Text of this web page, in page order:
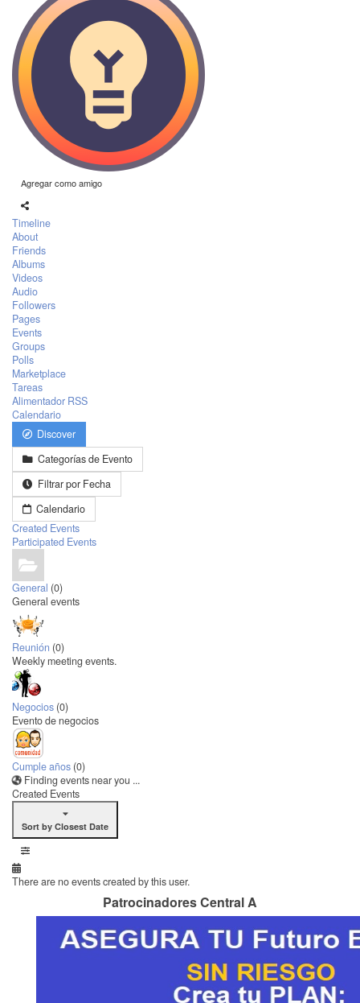
Agregar como amigo
Timeline
About
Friends
Albums
Videos
Audio
Followers
Pages
Events
Groups
Polls
Marketplace
Tareas
Alimentador RSS
Calendario
Discover
Categorías de Evento
Filtrar por Fecha
Calendario
Created Events
Participated Events
General (0)
General events
Reunión (0)
Weekly meeting events.
Negocios (0)
Evento de negocios
Cumple años (0)
Finding events near you ...
Created Events
Sort by Closest Date
There are no events created by this user.
Patrocinadores Central A